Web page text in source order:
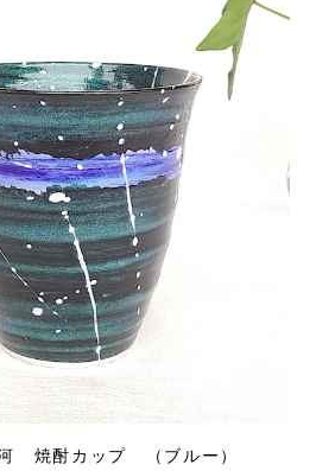
焼酎カップ （ブルー）